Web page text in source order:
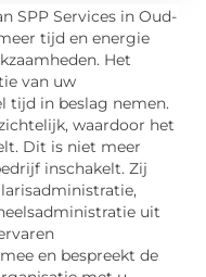
SPP Services in Oud-
tijd en energie
Het
van uw
tijd in beslag nemen.
waardoor het
Dit is niet meer
inschakelt. Zij
uit
en bespreekt de